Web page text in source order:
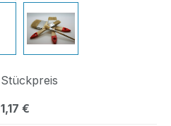
Stückpreis
1,17 €